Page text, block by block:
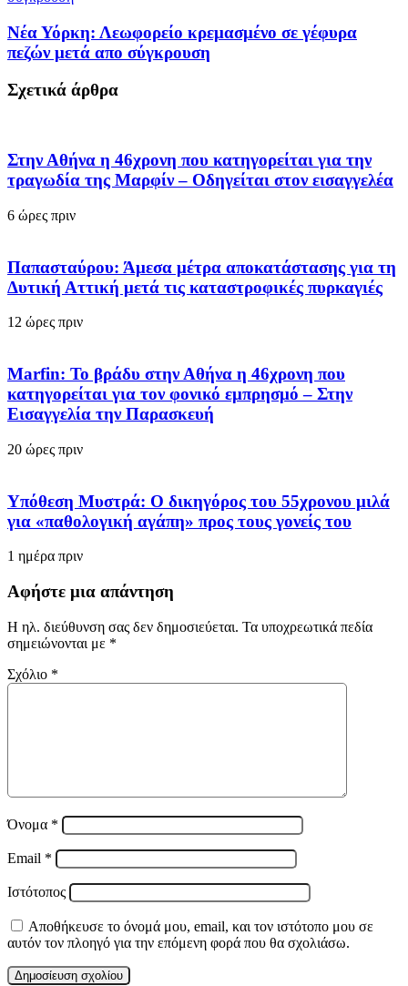
Νέα Υόρκη: Λεωφορείο κρεμασμένο σε γέφυρα
πεζών μετά απο σύγκρουση
Σχετικά άρθρα
Στην Αθήνα η 46χρονη που κατηγορείται για την
τραγωδία της Μαρφίν – Οδηγείται στον εισαγγελέα
6 ώρες πριν
Παπασταύρου: Άμεσα μέτρα αποκατάστασης για τη
Δυτική Αττική μετά τις καταστροφικές πυρκαγιές
12 ώρες πριν
Marfin: Το βράδυ στην Αθήνα η 46χρονη που
κατηγορείται για τον φονικό εμπρησμό – Στην
Εισαγγελία την Παρασκευή
20 ώρες πριν
Υπόθεση Μυστρά: Ο δικηγόρος του 55χρονου μιλά
για «παθολογική αγάπη» προς τους γονείς του
1 ημέρα πριν
Αφήστε μια απάντηση
Η ηλ. διεύθυνση σας δεν δημοσιεύεται. Τα υποχρεωτικά πεδία
σημειώνονται με *
Σχόλιο *
Όνομα *
Email *
Ιστότοπος
Αποθήκευσε το όνομά μου, email, και τον ιστότοπο μου σε
αυτόν τον πλοηγό για την επόμενη φορά που θα σχολιάσω.